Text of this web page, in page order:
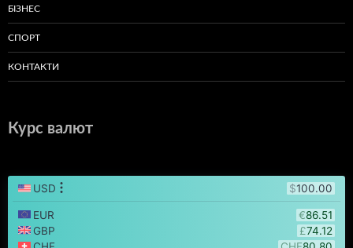
БІЗНЕС
СПОРТ
КОНТАКТИ
Курс валют